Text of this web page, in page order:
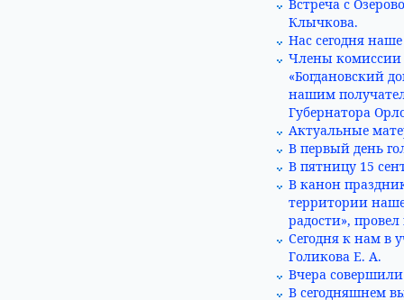
Встреча с
Клычкова.
Нас сегодня
Члены комиссии
«Богдановский
нашим
Губернатора
Актуальные
В первый день
В пятницу 15
В канон
территории
радости»,
Сегодня к нам в
Голикова Е. А.
Вчера
В сегодняшнем